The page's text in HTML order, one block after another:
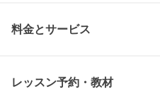
料金とサービス
レッスン予約・教材